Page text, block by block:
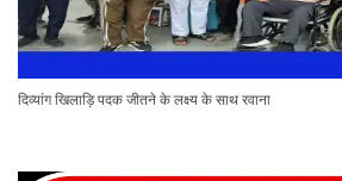
दिव्यांग खिलाड़ि पदक जीतने के लक्ष्य के साथ रवाना